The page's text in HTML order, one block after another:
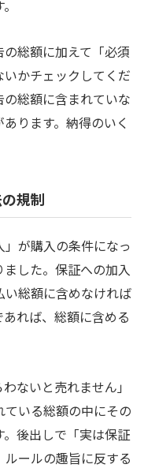
総額に加えて「必須
かチェックしてくだ
総額に含まれていな
ります。納得のいく
規制
が購入の条件になっ
した。保証への加入
総額に含めなければ
れば、総額に含める
ないと売れません」
いる総額の中にその
後出しで「実は保証
ールの趣旨に反する